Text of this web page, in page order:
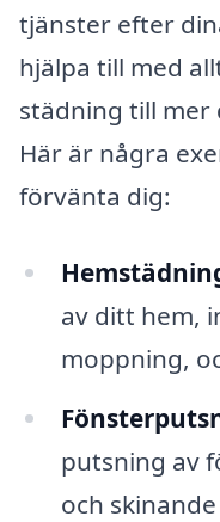
tjänster efter
hjälpa till med
städning till mer
Här är några
förvänta dig:
av ditt hem,
moppning,
putsning av
och